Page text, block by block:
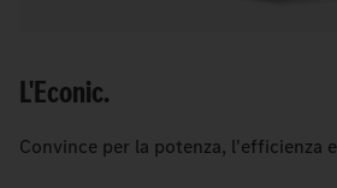
L'Econic.
Convince per la potenza, l'efficienza